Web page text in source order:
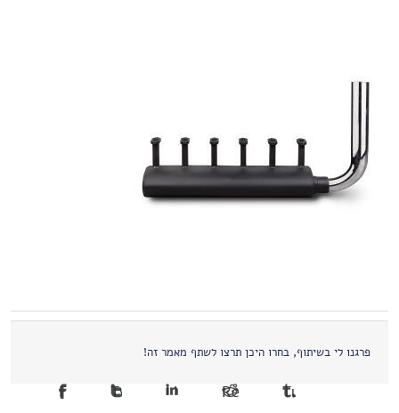
פרגנו לי בשיתוף, בחרו היכן תרצו לשתף מאמר זה!
FacebookTwitter LinkedInReddit
Tumblr